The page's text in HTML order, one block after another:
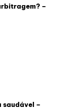
–
saudável –